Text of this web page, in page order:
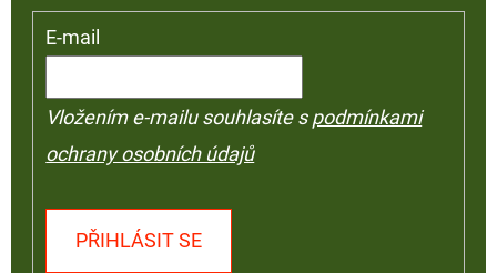
E-mail
Vložením e-mailu souhlasíte spodmínkami
ochrany osobních údajů
PŘIHLÁSIT SE